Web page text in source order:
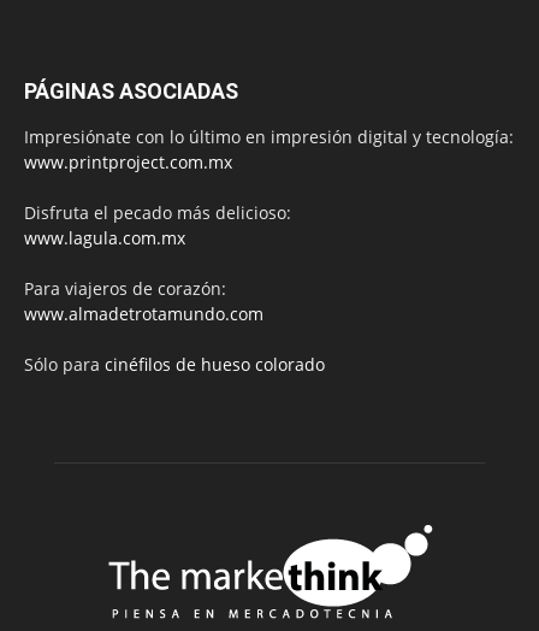
PÁGINAS ASOCIADAS
Impresiónate con lo último en impresión digital y tecnología:
www.printproject.com.mx
Disfruta el pecado más delicioso:
www.lagula.com.mx
Para viajeros de corazón:
www.almadetrotamundo.com
Sólo para cinéfilos de hueso colorado